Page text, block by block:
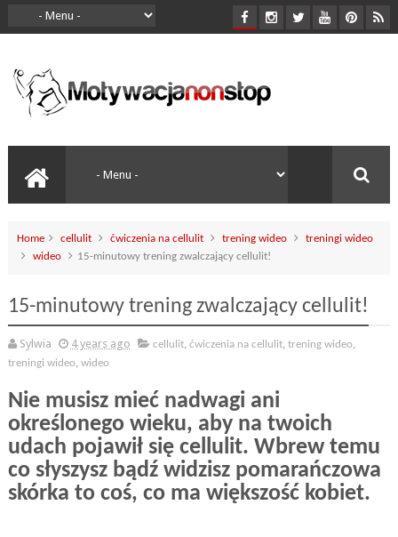
Home cellulit ćwiczenia na cellulit trening wideo
treningi wideo
wideo
15-minutowy trening zwalczający cellulit!
15-minutowy trening zwalczający cellulit!
Sylwia 4 years ago cellulit, ćwiczenia na cellulit, trening wideo,
treningi wideo, wideo
Nie musisz mieć nadwagi ani
określonego wieku, aby na twoich
udach pojawił się cellulit. Wbrew temu
co słyszysz bądź widzisz pomarańczowa
skórka to coś, co ma większość kobiet.